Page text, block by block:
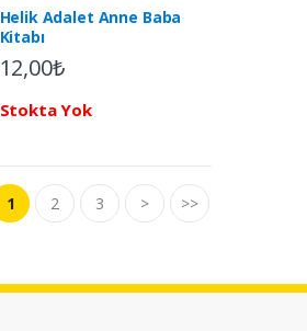
Helik Adalet Anne Baba
Kitabı
12,00₺
Stokta Yok
1 2 3 > >>